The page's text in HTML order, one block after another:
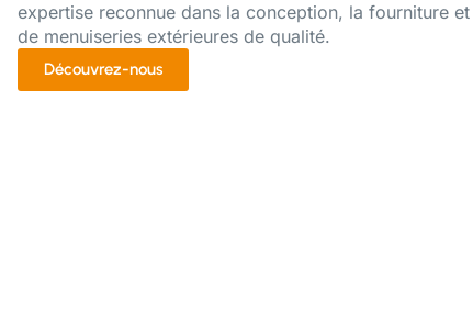
expertise reconnue dans la conception, la fourniture et
de menuiseries extérieures de qualité.
Découvrez-nous